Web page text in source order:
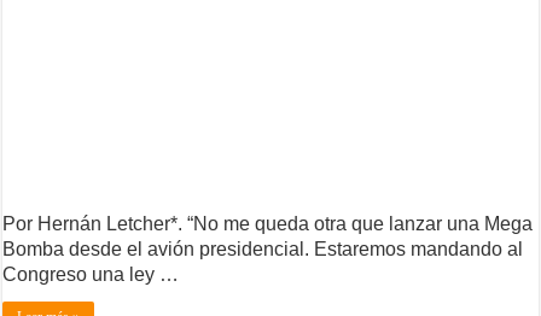
Por Hernán Letcher*. “No me queda otra que lanzar una Mega
Bomba desde el avión presidencial. Estaremos mandando al
Congreso una ley …